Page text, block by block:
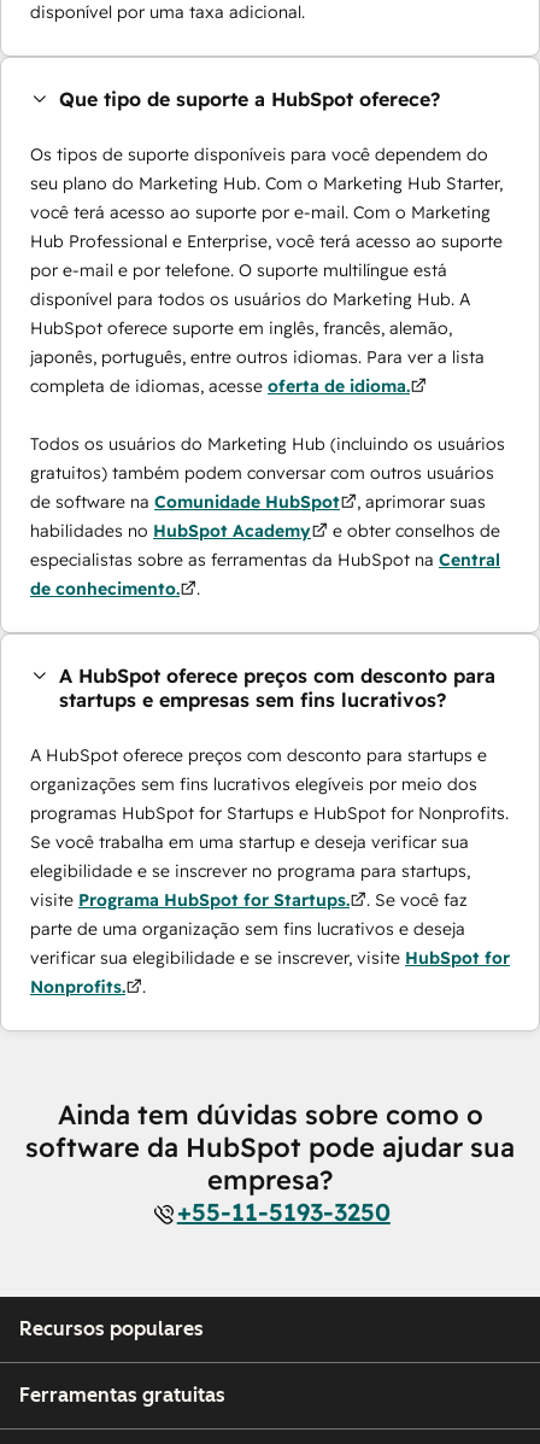
disponível por uma taxa adicional.
Que tipo de suporte a HubSpot oferece?
Os tipos de suporte disponíveis para você dependem do
seu plano do Marketing Hub. Com o Marketing Hub Starter,
você terá acesso ao suporte por e-mail. Com o Marketing
Hub Professional e Enterprise, você terá acesso ao suporte
por e-mail e por telefone. O suporte multilíngue está
disponível para todos os usuários do Marketing Hub. A
HubSpot oferece suporte em inglês, francês, alemão,
japonês, português, entre outros idiomas. Para ver a lista
completa de idiomas, acesse oferta de idioma.
Todos os usuários do Marketing Hub (incluindo os usuários
gratuitos) também podem conversar com outros usuários
de software na Comunidade HubSpot
, aprimorar suas
habilidades no HubSpot Academy
e obter conselhos de
especialistas sobre as ferramentas da HubSpot na Central
de conhecimento.
.
A HubSpot oferece preços com desconto para
startups e empresas sem fins lucrativos?
A HubSpot oferece preços com desconto para startups e
organizações sem fins lucrativos elegíveis por meio dos
programas ​HubSpot for Startups e HubSpot for Nonprofits.
Se você trabalha em uma startup e deseja verificar sua
elegibilidade e se inscrever no programa para startups,
visite Programa HubSpot for Startups.
. Se você faz
parte de uma organização sem fins lucrativos e deseja
verificar sua elegibilidade e se inscrever, visite HubSpot for
Nonprofits.
.
Ainda tem dúvidas sobre como o
software da HubSpot pode ajudar sua
empresa?
+55-11-5193-3250
Recursos populares
Ferramentas gratuitas